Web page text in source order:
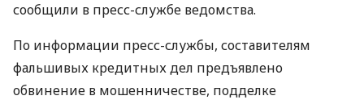
сообщили в пресс-службе ведомства.
По информации пресс-службы, составителям
фальшивых кредитных дел предъявлено
обвинение в мошенничестве, подделке